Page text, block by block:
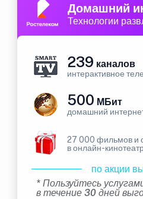
Домашний
Технологии
239 каналов
интерактивное
500 МБит
домашний
27 000 фильмов и
в онлайн-
по акции
* Пользуйтесь
в течение 30 дней